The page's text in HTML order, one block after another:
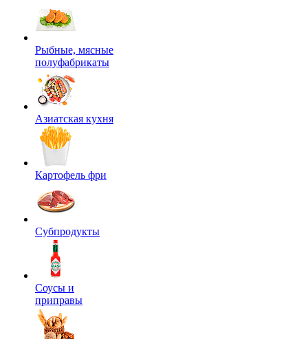
Рыбные, мясные
полуфабрикаты
Азиатская кухня
Картофель фри
Субпродукты
Соусы и
приправы